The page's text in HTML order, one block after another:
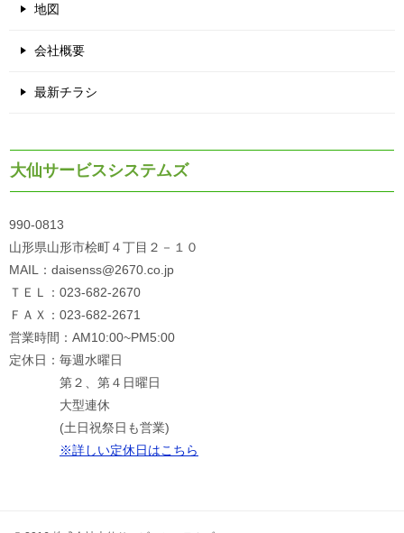
地図
会社概要
最新チラシ
大仙サービスシステムズ
990-0813
山形県山形市桧町４丁目２－１０
MAIL：daisenss@2670.co.jp
ＴＥＬ：023-682-2670
ＦＡＸ：023-682-2671
営業時間：AM10:00~PM5:00
定休日：毎週水曜日
第２、第４日曜日
大型連休
(土日祝祭日も営業)
※詳しい定休日はこちら